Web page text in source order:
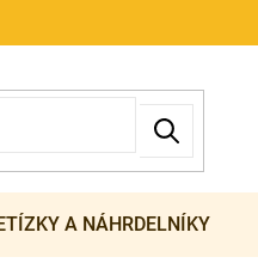
A NÁHRDELNÍKY